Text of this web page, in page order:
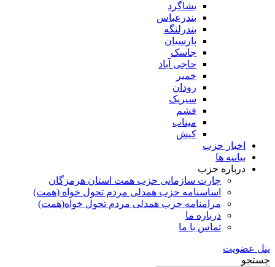
بشاگرد
بندرعباس
بندرلنگه
پارسیان
جاسک
حاجی آباد
خمیر
رودان
سیریک
قشم
میناب
کیش
اخبار حزب
بیانیه ها
درباره حزب
چارت سازمانی حزب همت استان هرمزگان
اساسنامه حزب همدلی مردم تحول خواه (همت)
مرامنامه حزب همدلی مردم تحول خواه(همت)
درباره ما
تماس با ما
پنل عضویت
جستجو